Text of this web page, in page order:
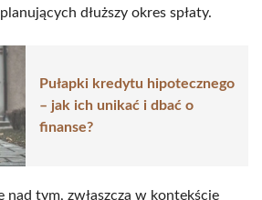
dłuższy okres spłaty.
Pułapki kredytu hipotecznego
– jak ich unikać i dbać o
finanse?
tym, zwłaszcza w kontekście